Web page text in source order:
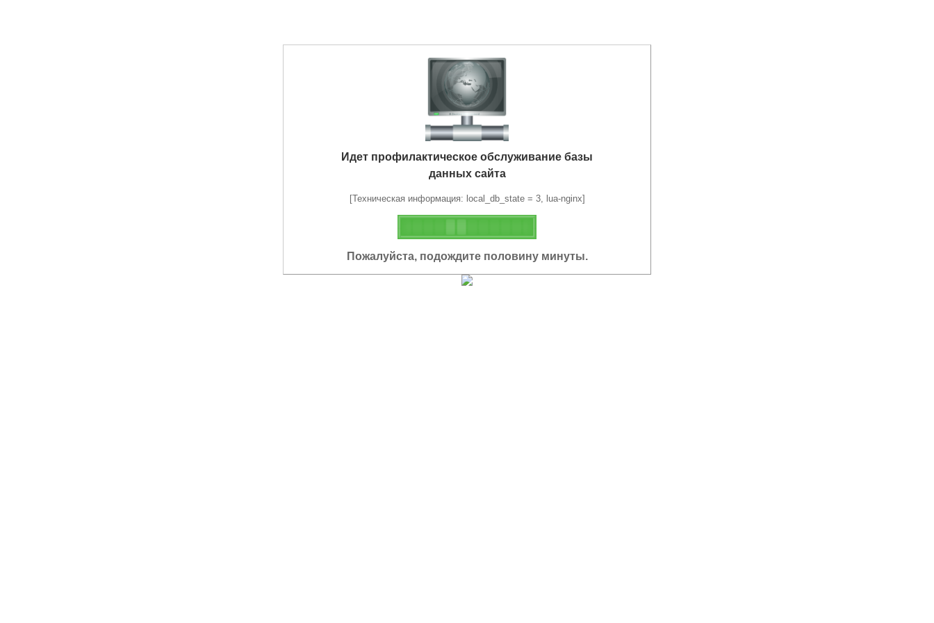
Идет профилактическое обслуживание базы
данных сайта
[Техническая информация: local_db_state = 3, lua-nginx]
Пожалуйста, подождите половину минуты.